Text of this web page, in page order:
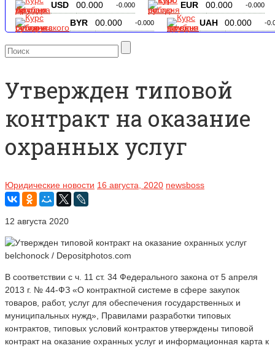
USD 00.000 -0.000 EUR 00.000 -0.000
BYR 00.000 -0.000 UAH 00.000 -
Утвержден типовой
контракт на оказание
охранных услуг
Юридические новости 16 августа, 2020 newsboss
12 августа 2020
belchonock / Depositphotos.com
В соответствии с ч. 11 ст. 34 Федерального закона от 5 апреля
2013 г. № 44-ФЗ «О контрактной системе в сфере закупок
товаров, работ, услуг для обеспечения государственных и
муниципальных нужд», Правилами разработки типовых
контрактов, типовых условий контрактов утверждены типовой
контракт на оказание охранных услуг и информационная карта к